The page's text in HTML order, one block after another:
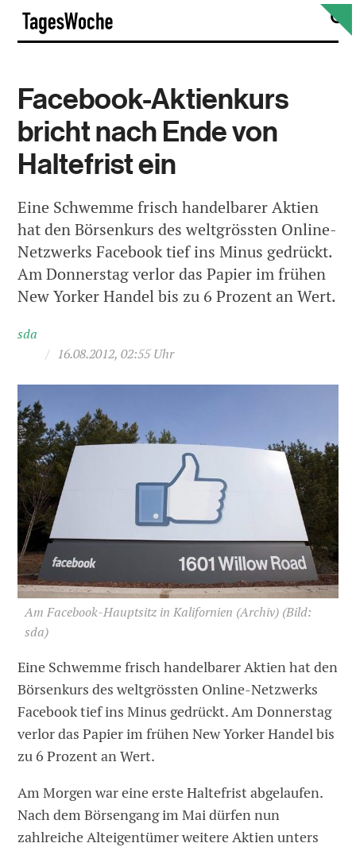
Skip
content
Facebook-Aktienkurs
bricht nach Ende von
Haltefrist ein
Eine Schwemme frisch handelbarer Aktien
hat den Börsenkurs des weltgrössten Online-
Netzwerks Facebook tief ins Minus gedrückt.
Am Donnerstag verlor das Papier im frühen
New Yorker Handel bis zu 6 Prozent an Wert.
sda
/ 16.08.2012, 02:55 Uhr
Am Facebook-Hauptsitz in Kalifornien (Archiv) (Bild:
sda)
Eine Schwemme frisch handelbarer Aktien hat den
Börsenkurs des weltgrössten Online-Netzwerks
Facebook tief ins Minus gedrückt. Am Donnerstag
verlor das Papier im frühen New Yorker Handel bis
zu 6 Prozent an Wert.
Am Morgen war eine erste Haltefrist abgelaufen.
Nach dem Börsengang im Mai dürfen nun
zahlreiche Alteigentümer weitere Aktien unters